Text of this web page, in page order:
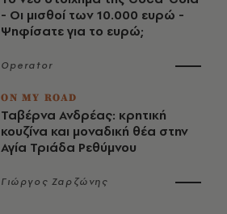
- Οι μισθοί των 10.000 ευρώ -
Ψηφίσατε για το ευρώ;
Operator
ON MY ROAD
Ταβέρνα Ανδρέας: κρητική
κουζίνα και μοναδική θέα στην
Αγία Τριάδα Ρεθύμνου
Γιώργος Ζαρζώνης